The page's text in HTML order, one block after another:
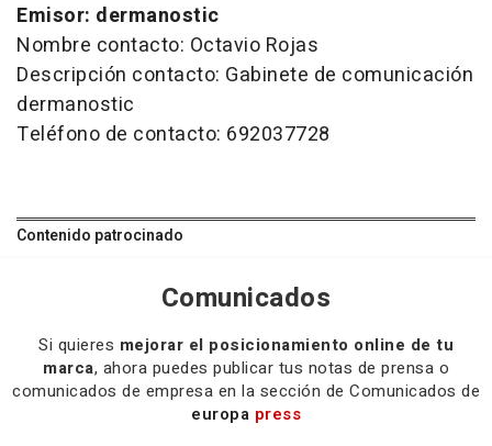
Emisor: dermanostic
Nombre contacto: Octavio Rojas
Descripción contacto: Gabinete de comunicación
dermanostic
Teléfono de contacto: 692037728
Contenido patrocinado
Comunicados
Si quieres mejorar el posicionamiento online de tu
marca, ahora puedes publicar tus notas de prensa o
comunicados de empresa en la sección de Comunicados de
europa press